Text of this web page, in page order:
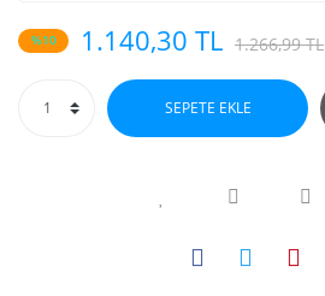
%10 1.140,30 TL 1.266,99 TL
SEPETE EKLE